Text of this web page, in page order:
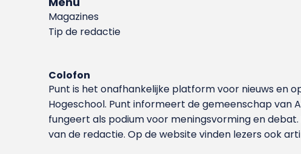
Magazines
Tip de redactie
Colofon
Punt is het onafhankelijke platform voor nieuws en
Hoge­school. Punt informeert de gemeenschap van
fungeert als podium voor meningsvorming en
van de redactie. Op de website vinden lezers ook